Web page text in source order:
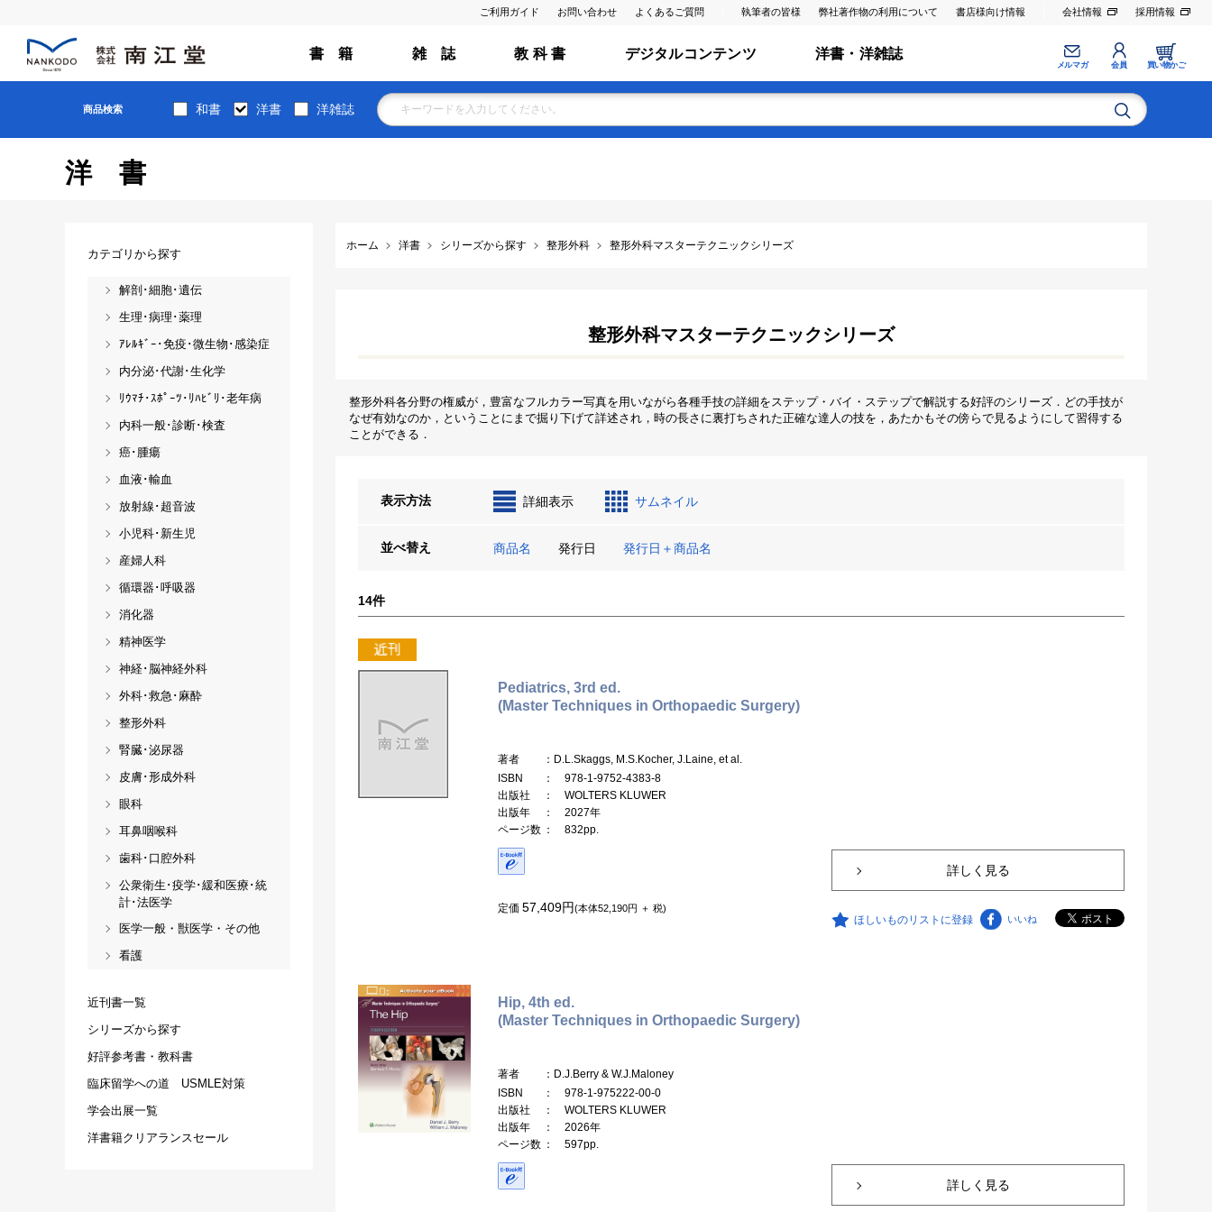
ご利用ガイド お問い合わせ よくあるご質問 執筆者の皆様 弊社著作物の利用について 書店様向け情報 会社情報 採用情報
書 籍 雑 誌 教 科 書 デジタルコンテンツ 洋書・洋雑誌
メルマガ 会員 買い物かご
商品検索 和書 洋書 洋雑誌
洋書
ホーム 洋書 シリーズから探す 整形外科 整形外科マスターテクニックシリーズ
整形外科マスターテクニックシリーズ
整形外科各分野の権威が，豊富なフルカラー写真を用いながら各種手技の詳細をステップ・バイ・ステップで解説する好評のシリーズ．どの手技が
なぜ有効なのか，ということにまで掘り下げて詳述され，時の長さに裏打ちされた正確な達人の技を，あたかもその傍らで見るようにして習得する
ことができる．
表示方法 詳細表示 サムネイル
並べ替え 商品名 発行日 発行日＋商品名
14件
Pediatrics, 3rd ed.
(Master Techniques in Orthopaedic Surgery)
著者
：D.L.Skaggs, M.S.Kocher, J.Laine, et al.
ISBN
： 978-1-9752-4383-8
出版社
： WOLTERS KLUWER
出版年
： 2027年
ページ数 ： 832pp.
定価 57,409円(本体52,190円 ＋ 税)
詳しく見る
ほしいものリストに登録 いいね
Hip, 4th ed.
(Master Techniques in Orthopaedic Surgery)
著者
：D.J.Berry & W.J.Maloney
ISBN
： 978-1-975222-00-0
出版社
： WOLTERS KLUWER
出版年
： 2026年
ページ数 ： 597pp.
詳しく見る
カテゴリから探す
解剖･細胞･遺伝
生理･病理･薬理
ｱﾚﾙｷﾞｰ･免疫･微生物･感染症
内分泌･代謝･生化学
ﾘｳﾏﾁ･ｽﾎﾟｰﾂ･ﾘﾊﾋﾞﾘ･老年病
内科一般･診断･検査
癌･腫瘍
血液･輸血
放射線･超音波
小児科･新生児
産婦人科
循環器･呼吸器
消化器
精神医学
神経･脳神経外科
外科･救急･麻酔
整形外科
腎臓･泌尿器
皮膚･形成外科
眼科
耳鼻咽喉科
歯科･口腔外科
公衆衛生･疫学･緩和医療･統
計･法医学
医学一般・獣医学・その他
看護
近刊書一覧
シリーズから探す
好評参考書・教科書
臨床留学への道 USMLE対策
学会出展一覧
洋書籍クリアランスセール